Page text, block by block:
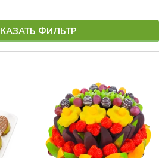
ФИЛЬТР